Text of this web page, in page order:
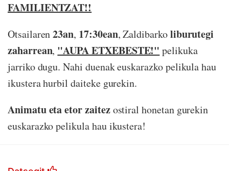
FAMILIENTZAT!!
Otsailaren23an, 17:30ean, Zaldibarkoliburutegi
zaharrean, "AUPA ETXEBESTE!" pelikuka
jarriko dugu. Nahi duenak euskarazko pelikula hau
ikustera hurbil daiteke gurekin.
Animatu eta etor zaitezostiral honetan gurekin
euskarazko pelikula hau ikustera!